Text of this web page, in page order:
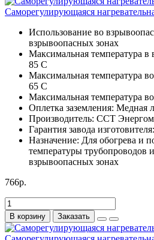
Саморегулирующаяся
Использование во
взрывоопасных зонах
Максимальная температура
85 С
Максимальная температура
65 С
Максимальная температура
Оплетка заземления: Медная
Производитель: ССТ
Гарантия завода изготовителя:
Назначение: Для обогрева и
температуры трубопроводов
взрывоопасных зонах
766р.
В корзину Заказать